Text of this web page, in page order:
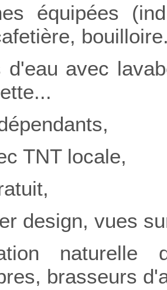
équipées
d'eau avec
TNT locale,
design, vues
brasseurs